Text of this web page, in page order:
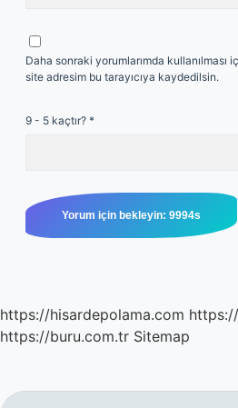
Daha sonraki yorumlarımda kullanılması
site adresim bu tarayıcıya kaydedilsin.
9 - 5 kaçtır? *
https://hisardepolama.com
https://buru.com.tr Sitemap